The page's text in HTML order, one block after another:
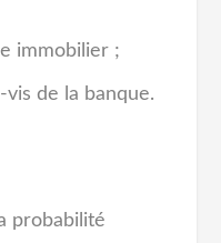
immobilier ;
de la banque.
probabilité